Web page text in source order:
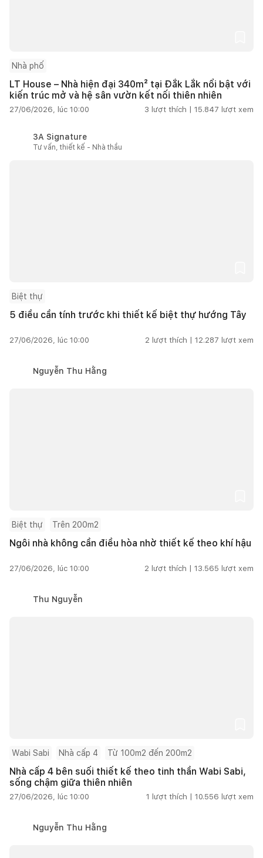
Nhà phố
LT House – Nhà hiện đại 340m² tại Đắk Lắk nổi bật với
kiến trúc mở và hệ sân vườn kết nối thiên nhiên
27/06/2026, lúc 10:00 3 lượt thích | 15.847 lượt xem
3A Signature
Tư vấn, thiết kế - Nhà thầu
Biệt thự
5 điều cần tính trước khi thiết kế biệt thự hướng Tây
27/06/2026, lúc 10:00 2 lượt thích | 12.287 lượt xem
Nguyễn Thu Hằng
Biệt thự Trên 200m2
Ngôi nhà không cần điều hòa nhờ thiết kế theo khí hậu
27/06/2026, lúc 10:00 2 lượt thích | 13.565 lượt xem
Thu Nguyễn
Wabi Sabi Nhà cấp 4 Từ 100m2 đến 200m2
Nhà cấp 4 bên suối thiết kế theo tinh thần Wabi Sabi,
sống chậm giữa thiên nhiên
27/06/2026, lúc 10:00 1 lượt thích | 10.556 lượt xem
Nguyễn Thu Hằng